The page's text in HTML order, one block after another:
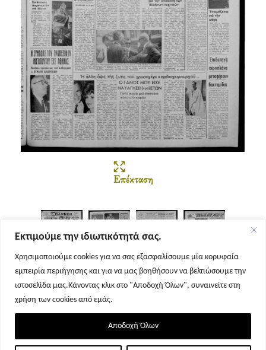
Εκτιμούμε την ιδιωτικότητά σας.
Χρησιμοποιούμε cookies για να σας εξασφαλίσουμε μία κορυφαία
εμπειρία περιήγησης και για να μας βοηθήσουν να βελτιώσουμε την
ιστοσελίδα μας.Κάνοντας κλικ στο "Αποδοχή Όλων", συναινείτε στη
χρήση των cookies από εμάς.
Αποδοχή Όλων
Επέκταση
Σελίδα 1 Σελίδα 2 Σελίδα 3 Σελίδα 4